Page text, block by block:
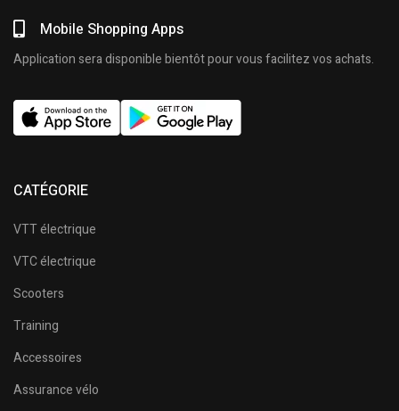
Mobile Shopping Apps
Application sera disponible bientôt pour vous facilitez vos achats.
CATÉGORIE
VTT électrique
VTC électrique
Scooters
Training
Accessoires
Assurance vélo